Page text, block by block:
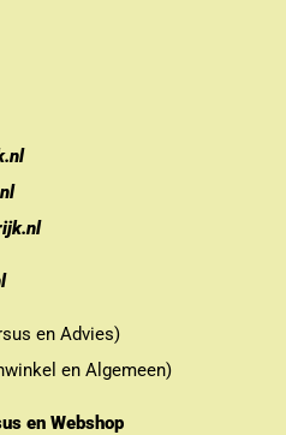
en Advies)
en Algemeen)
en Webshop